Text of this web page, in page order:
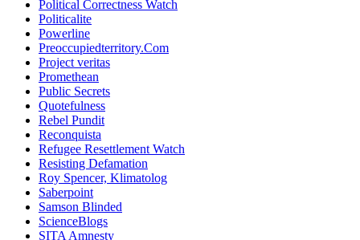
Political Correctness Watch
Politicalite
Powerline
Preoccupiedterritory.Com
Project veritas
Promethean
Public Secrets
Quotefulness
Rebel Pundit
Reconquista
Refugee Resettlement Watch
Resisting Defamation
Roy Spencer, Klimatolog
Saberpoint
Samson Blinded
ScienceBlogs
SITA Amnesty